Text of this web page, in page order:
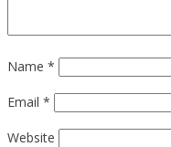
Name *
Email *
Website